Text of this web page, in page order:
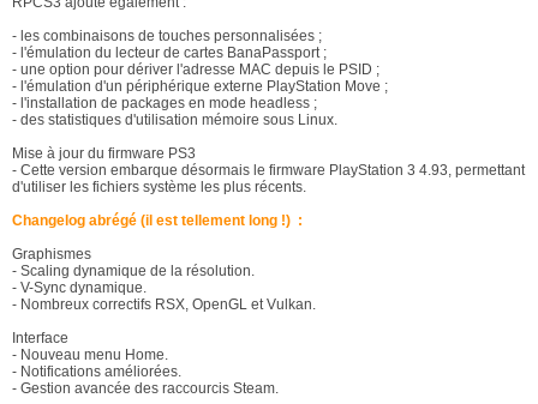
- les combinaisons de touches personnalisées ;
- l'émulation du lecteur de cartes BanaPassport ;
- une option pour dériver l'adresse MAC depuis le PSID ;
- l'émulation d'un périphérique externe PlayStation Move ;
- l'installation de packages en mode headless ;
- des statistiques d'utilisation mémoire sous Linux.
Mise à jour du firmware PS3
- Cette version embarque désormais le firmware PlayStation 3 4.93, permettant
d'utiliser les fichiers système les plus récents.
Changelog abrégé (il est tellement long !) :
Graphismes
- Scaling dynamique de la résolution.
- V-Sync dynamique.
- Nombreux correctifs RSX, OpenGL et Vulkan.
Interface
- Nouveau menu Home.
- Notifications améliorées.
- Gestion avancée des raccourcis Steam.